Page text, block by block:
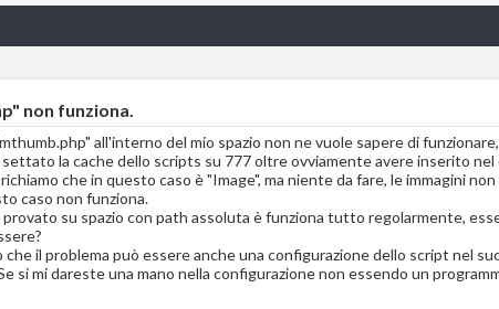
non funziona.
all'interno del mio spazio non ne vuole sapere di
settato la cache dello scripts su 777 oltre ovviamente avere inserito
che in questo caso è "Image", ma niente da fare, le immagini
caso non funziona.
su spazio con path assoluta è funziona tutto regolarmente,
il problema può essere anche una configurazione dello script nel
si mi dareste una mano nella configurazione non essendo un